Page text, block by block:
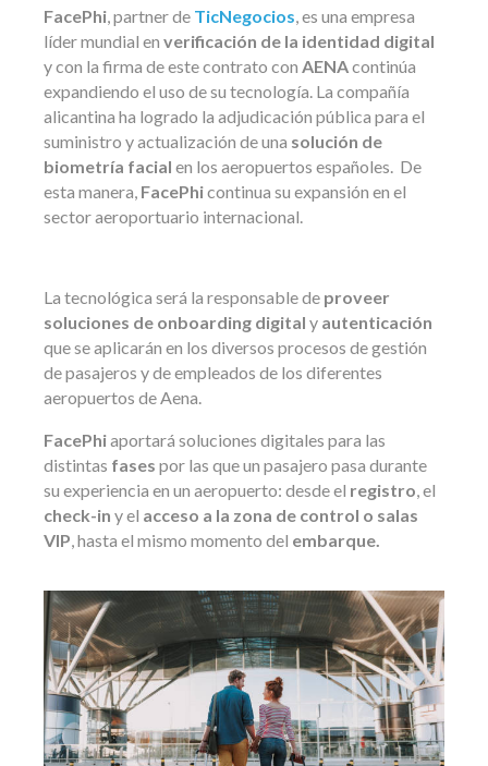
FacePhi, partner de TicNegocios, es una empresa
líder mundial en verificación de la identidad digital
y con la firma de este contrato con AENAcontinúa
expandiendo el uso de su tecnología. La compañía
alicantina ha logrado la adjudicación pública para el
suministro y actualización de una solución de
biometría facial en los aeropuertos españoles. De
esta manera, FacePhicontinua su expansión en el
sector aeroportuario internacional.
La tecnológica será la responsable de proveer
soluciones de onboarding digital y autenticación
que se aplicarán en los diversos procesos de gestión
de pasajeros y de empleados de los diferentes
aeropuertos de Aena.
FacePhiaportará soluciones digitales para las
distintas fases por las que un pasajero pasa durante
su experiencia en un aeropuerto: desde el registro, el
check-in y el acceso a la zona de control o salas
VIP, hasta el mismo momento del embarque.